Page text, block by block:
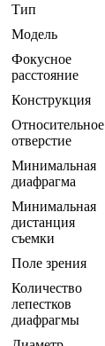
Тип
Модель
Фокусное
расстояние
Конструкция
Относительное
отверстие
Минимальная
диафрагма
Минимальная
дистанция
съемки
Поле зрения
Количество
лепестков
диафрагмы